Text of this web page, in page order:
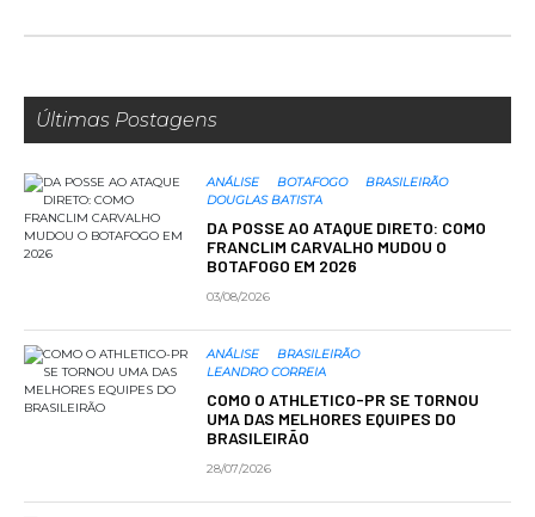
Últimas Postagens
ANÁLISE BOTAFOGO
BRASILEIRÃO
DOUGLAS BATISTA
DA POSSE AO ATAQUE DIRETO: COMO
FRANCLIM CARVALHO MUDOU O
BOTAFOGO EM 2026
03/08/2026
ANÁLISE
BRASILEIRÃO
LEANDRO CORREIA
COMO O ATHLETICO-PR SE TORNOU
UMA DAS MELHORES EQUIPES DO
BRASILEIRÃO
28/07/2026